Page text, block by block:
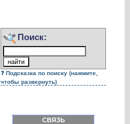
Поиск:
Подсказка по поиску (нажмите,
чтобы развернуть)
СВЯЗЬ